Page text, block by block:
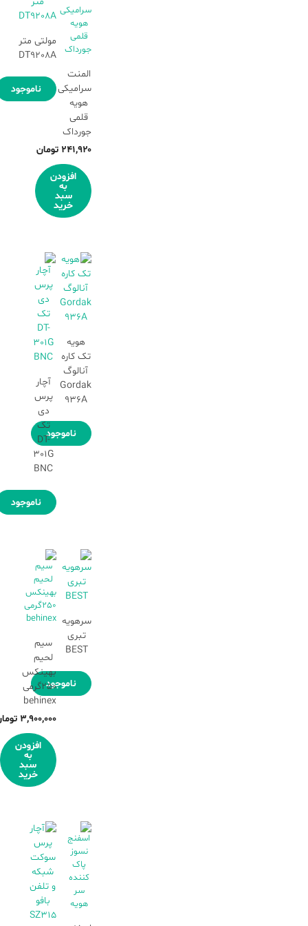
المنت
سرامیکی
هویه
قلمی
جورداک
۲۴۱,۹۲۰ تومان
افزودن
به
سبد
خرید
مولتی متر
DT9208A
ناموجود
هویه
تک کاره
آنالوگ
Gordak
936A
ناموجود
آچار
پرس
دی
تک
DT-
301G
BNC
ناموجود
سرهویه
تبری
BEST
ناموجود
سیم
لحیم
بهینکس
250گرمی
behinex
۳,۹۰۰,۰۰۰
افزودن
به
سبد
خرید